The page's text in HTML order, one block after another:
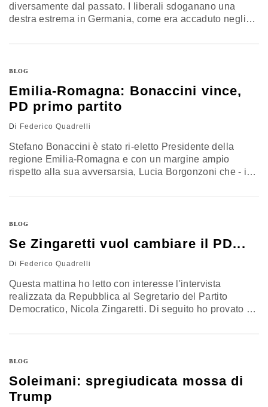
diversamente dal passato. I liberali sdoganano una
destra estrema in Germania, come era accaduto negli
poteri" (formula spesso ri-evocata da alcuni esponenti
dittatura. In quell'occasione…
BLOG
Emilia-Romagna: Bonaccini vince,
PD primo partito
Di Federico Quadrelli
Stefano Bonaccini è stato ri-eletto Presidente della
regione Emilia-Romagna e con un margine ampio
rispetto alla sua avversarsia, Lucia Borgonzoni che - in
1.010.669 voti. In Emilia-Romagna era possibile il…
BLOG
Se Zingaretti vuol cambiare il PD...
Di Federico Quadrelli
Questa mattina ho letto con interesse l'intervista
realizzata da Repubblica al Segretario del Partito
Democratico, Nicola Zingaretti. Di seguito ho provato a
TUTTO, IL CONTESTO... Il filosofo Bernard Manin
BLOG
Soleimani: spregiudicata mossa di
Trump